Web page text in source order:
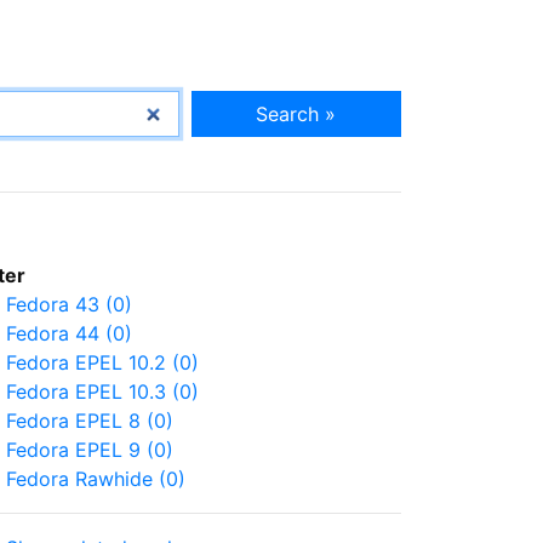
Search »
Fedora 43 (0)
Fedora 44 (0)
Fedora EPEL 10.2 (0)
Fedora EPEL 10.3 (0)
Fedora EPEL 8 (0)
Fedora EPEL 9 (0)
Fedora Rawhide (0)